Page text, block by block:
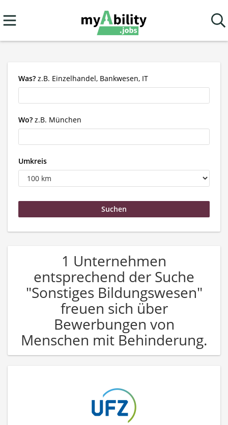
Was? z.B. Einzelhandel, Bankwesen, IT
Wo? z.B. München
Umkreis
1 Unternehmen
entsprechend der Suche
"Sonstiges Bildungswesen"
freuen sich über
Bewerbungen von
Menschen mit Behinderung.